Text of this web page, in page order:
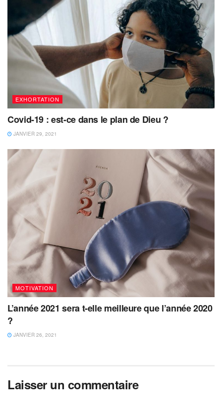
EXHORTATION
Covid-19 : est-ce dans le plan de Dieu ?
JANVIER 29, 2021
MOTIVATION
L’année 2021 sera t-elle meilleure que l’année 2020
?
JANVIER 26, 2021
Laisser un commentaire